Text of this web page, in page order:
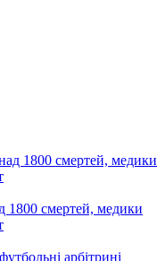
смертей, медики